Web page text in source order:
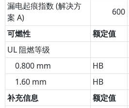
漏电起痕指数 (解决方
案 A)
600
可燃性 额定值
UL 阻燃等级
0.800 mm
HB
1.60 mm
HB
补充信息
额定值